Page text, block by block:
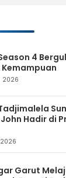
4
Kemampuan
2026
Hadir di
Garut